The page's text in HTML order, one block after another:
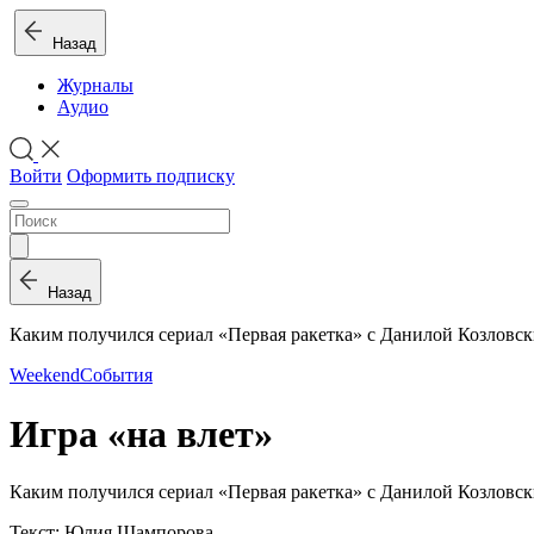
Назад
Журналы
Аудио
Войти Оформить подписку
Назад
Каким получился сериал «Первая ракетка» с Данилой
WeekendСобытия
Игра «на влет»
Каким получился сериал «Первая ракетка» с Данилой